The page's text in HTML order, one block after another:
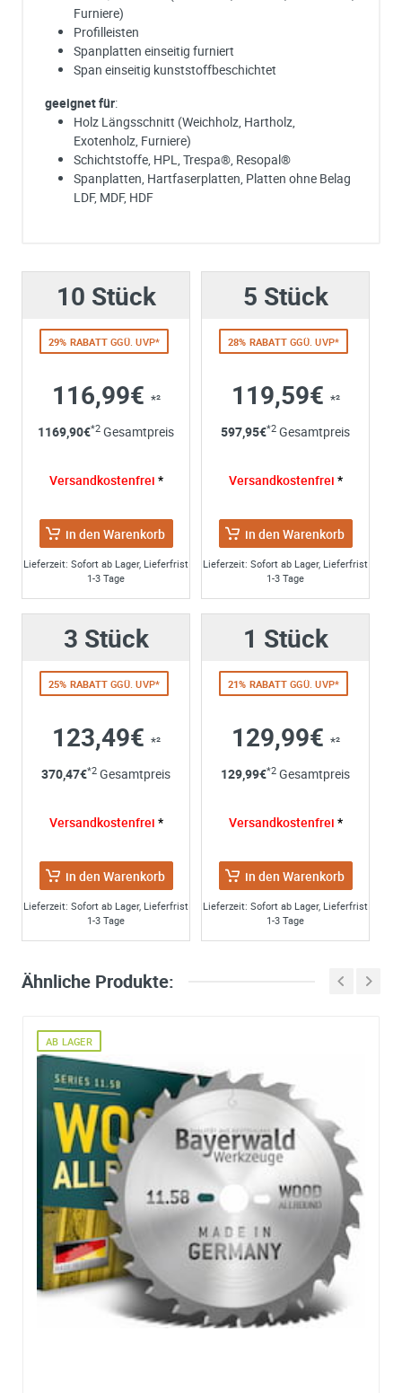
Furniere)
Profilleisten
Spanplatten einseitig furniert
Span einseitig kunststoffbeschichtet
geeignet für:
Holz Längsschnitt (Weichholz, Hartholz,
Exotenholz, Furniere)
Schichtstoffe, HPL, Trespa®, Resopal®
Spanplatten, Hartfaserplatten, Platten ohne Belag
LDF, MDF, HDF
Hersteller
Maschinen
BOSCH
GCM 12 GDL GCM 12 JL
DEWALT D27107XPS
MAKITA LH1201FL LS1216LB, LH1200FL
METABO
SCHEPPACH Capas3
Preis / Leistung top. ????????
von Benjamin Heite
amazon.de
am Samstag, 26. Juni 2021
Bitte unterbreiten Sie mir ein Angebot:
Bitte teilen Sie uns die gewünschte Menge mit
Ihre Anschrift
Firma:
e-mail*:
*
Ich stimme zu, dass meine Angaben aus dem
Kontaktformular zur Beantwortung meiner Anfrage
und verarbeitet werden. Die Daten werden nach
abgeschlossener Bearbeitung Ihrer Anfrage gelöscht. Sie
können Ihre Einwilligung jederzeit für die Zukunft per E-
widerrufen. Detaillierte Informationen zum Umgang mit
10 Stück
29% RABATT GGÜ. UVP*
116,99€ *²
1169,90€*2 Gesamtpreis
Versandkostenfrei *
in den Warenkorb
Lieferzeit: Sofort ab Lager, Lieferfrist
1-3 Tage
5 Stück
28% RABATT GGÜ. UVP*
119,59€ *²
597,95€*2 Gesamtpreis
Versandkostenfrei *
in den Warenkorb
Lieferzeit: Sofort ab Lager, Lieferfrist
1-3 Tage
3 Stück
25% RABATT GGÜ. UVP*
123,49€ *²
370,47€*2 Gesamtpreis
Versandkostenfrei *
in den Warenkorb
Lieferzeit: Sofort ab Lager, Lieferfrist
1-3 Tage
1 Stück
21% RABATT GGÜ. UVP*
129,99€ *²
129,99€*2 Gesamtpreis
Versandkostenfrei *
in den Warenkorb
Lieferzeit: Sofort ab Lager, Lieferfrist
1-3 Tage
Ähnliche Produkte:
AB LAGER